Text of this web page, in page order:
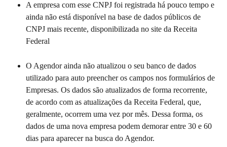
A empresa com esse CNPJ foi registrada há pouco tempo e
ainda não está disponível na base de dados públicos de
CNPJ mais recente, disponibilizada no site da Receita
Federal
O Agendor ainda não atualizou o seu banco de dados
utilizado para auto preencher os campos nos formulários de
Empresas. Os dados são atualizados de forma recorrente,
de acordo com as atualizações da Receita Federal, que,
geralmente, ocorrem uma vez por mês. Dessa forma, os
dados de uma nova empresa podem demorar entre 30 e 60
dias para aparecer na busca do Agendor.